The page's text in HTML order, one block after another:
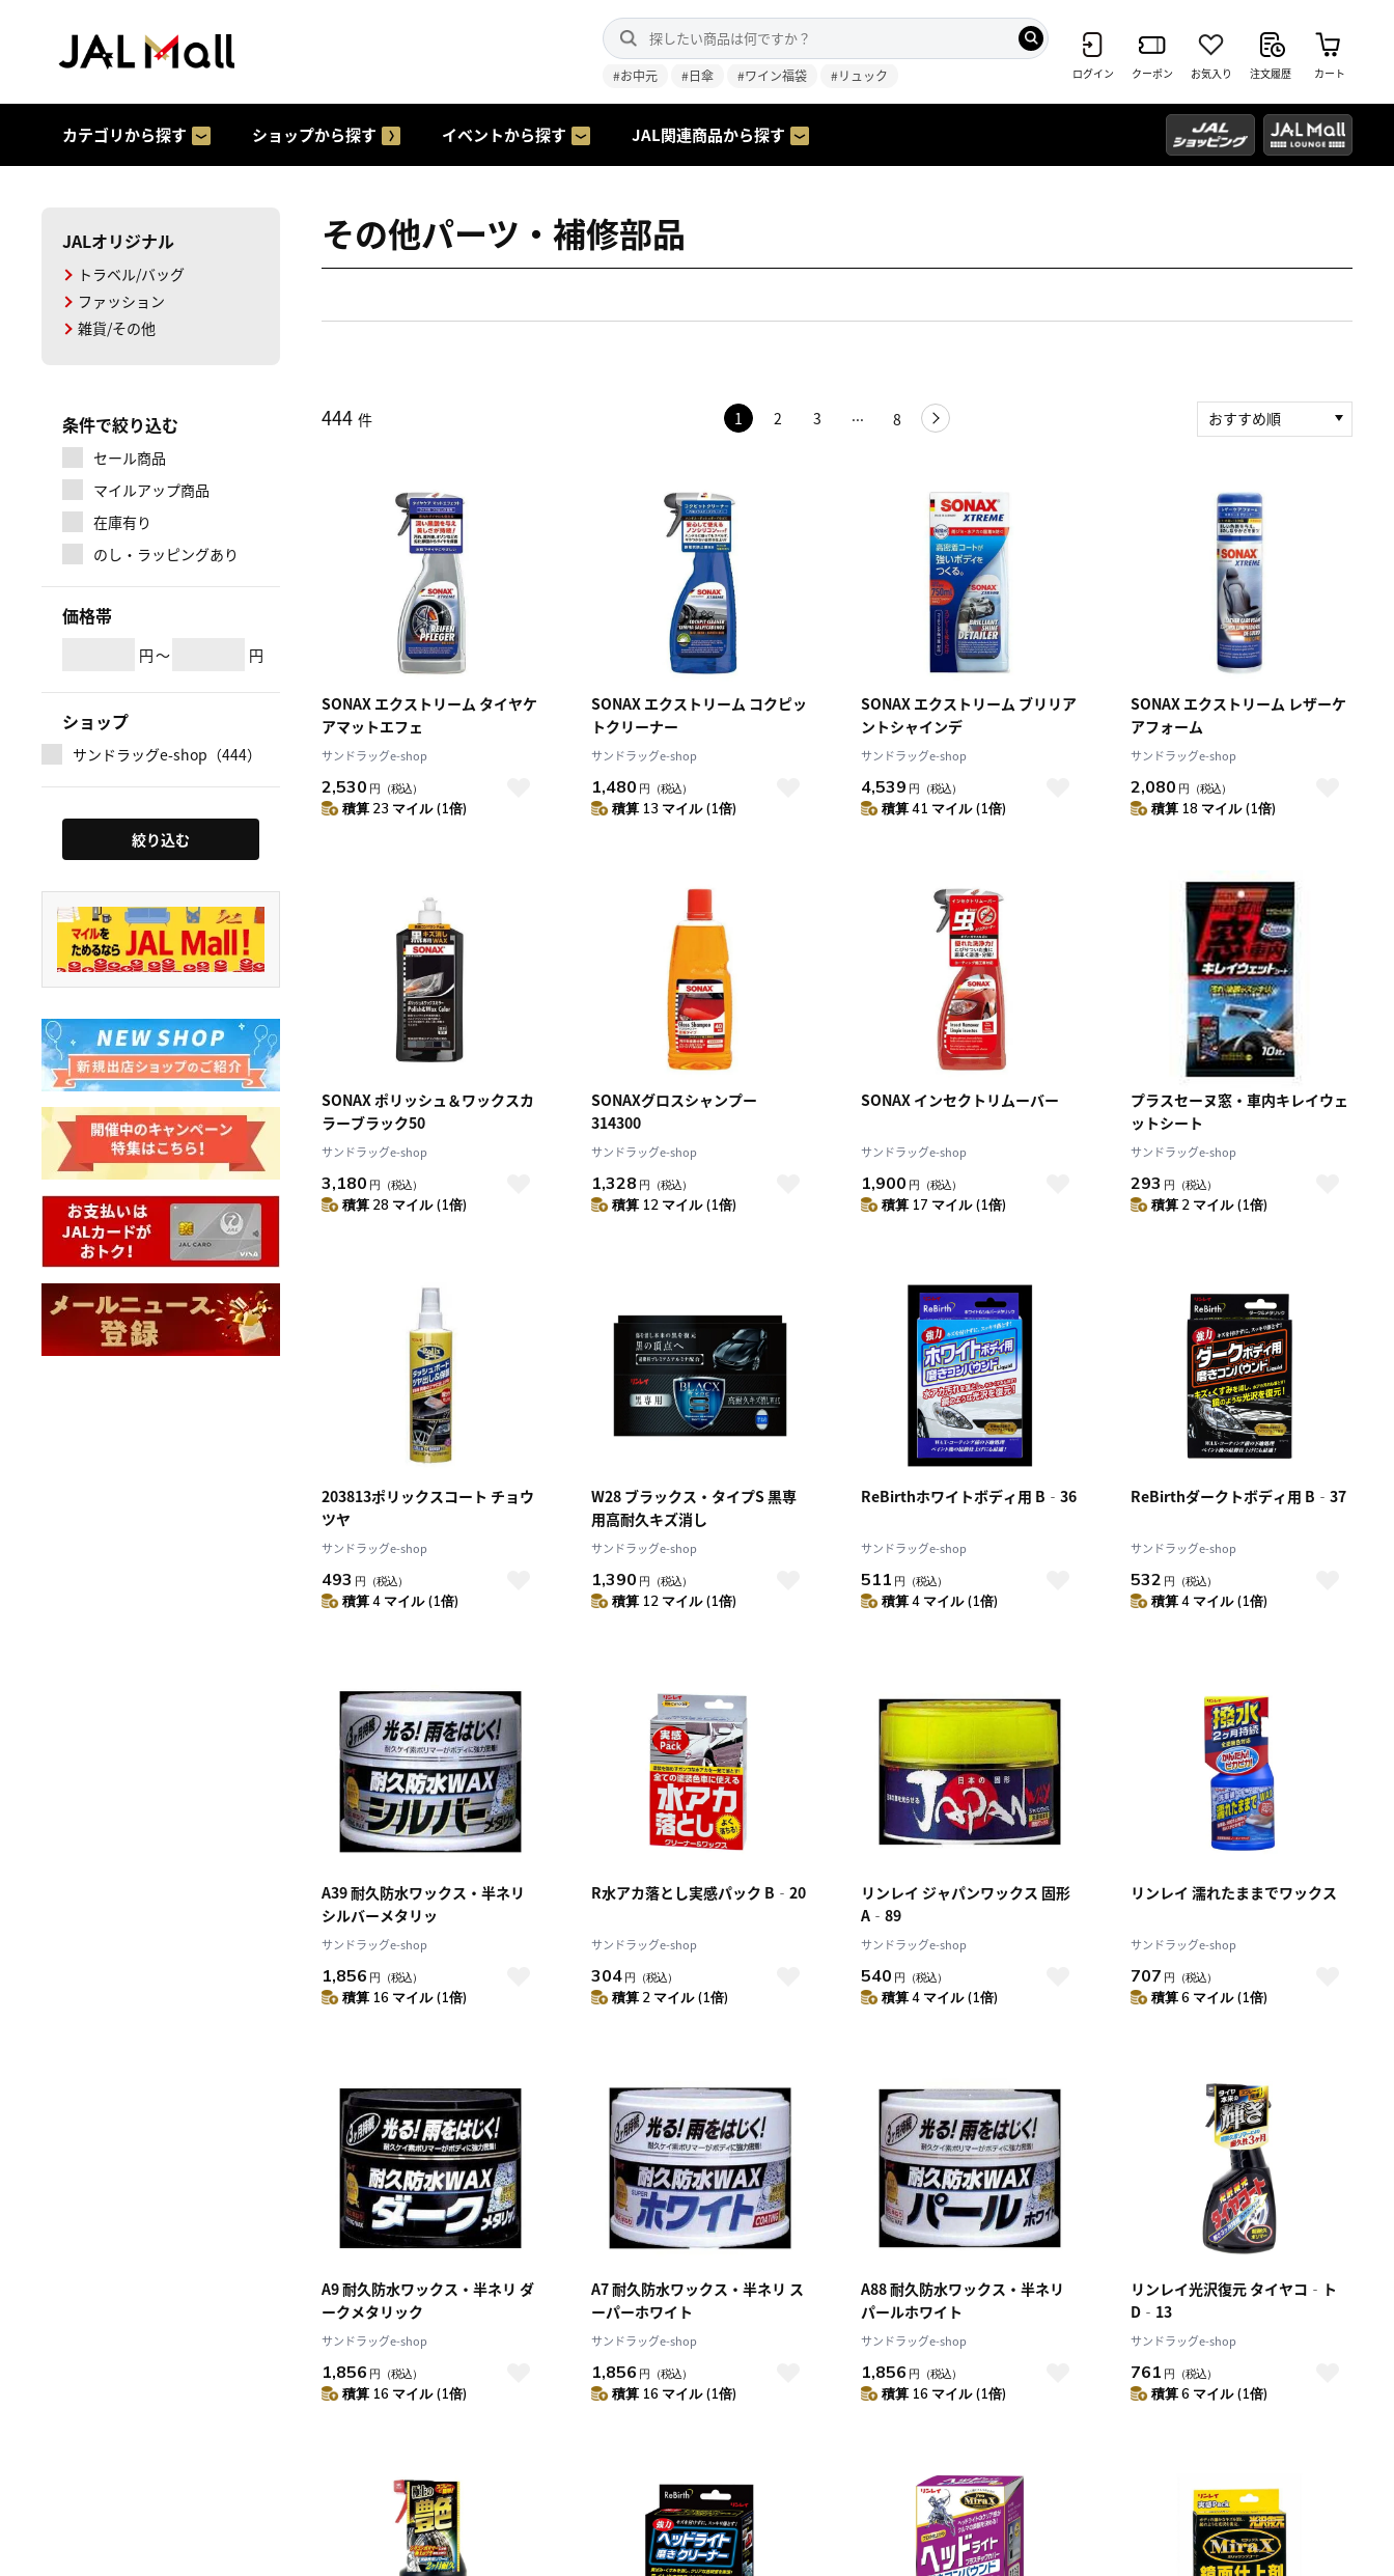
#お中元 #日傘 #ワイン福袋 #リュック ログイン クーポン お気入り 注文履歴 カート
カテゴリから探す ショップから探す イベントから探す JAL関連商品から探す
JALオリジナル
トラベル/バッグ
ファッション
雑貨/その他
マイルアップ商品
条件で絞り込む
セール商品
在庫有り
のし・ラッピングあり
価格帯
円～ 円
ショップ
サンドラッグe-shop（444）
絞り込む
その他パーツ・補修部品
444 件 1 2 3 8
おすすめ順
順）
人気順
レビュー件数（多い
順）
レビュー評価（高い
順）
価格（安い順）
価格（高い順）
SONAX エクストリーム タイヤケ
アマットエフェ
サンドラッグe-shop
2,530 円 （税込）
積算 23 マイル (1倍)
SONAX エクストリーム コクピッ
トクリーナー
サンドラッグe-shop
1,480 円 （税込）
積算 13 マイル (1倍)
SONAX エクストリーム ブリリア
ントシャインデ
サンドラッグe-shop
4,539 円 （税込）
積算 41 マイル (1倍)
SONAX エクストリーム レザーケ
アフォーム
サンドラッグe-shop
2,080 円 （税込）
積算 18 マイル (1倍)
SONAX ポリッシュ＆ワックスカ
ラーブラック50
サンドラッグe-shop
3,180 円 （税込）
積算 28 マイル (1倍)
SONAXグロスシャンプー
314300
サンドラッグe-shop
1,328 円 （税込）
積算 12 マイル (1倍)
SONAX インセクトリムーバー
サンドラッグe-shop
1,900 円 （税込）
積算 17 マイル (1倍)
プラスセーヌ窓・車内キレイウェ
ットシート
サンドラッグe-shop
293 円 （税込）
積算 2 マイル (1倍)
203813ポリックスコート チョウ
ツヤ
サンドラッグe-shop
493 円 （税込）
積算 4 マイル (1倍)
W28 ブラックス・タイプS 黒専
用高耐久キズ消し
サンドラッグe-shop
1,390 円 （税込）
積算 12 マイル (1倍)
ReBirthホワイトボディ用 B‐36
サンドラッグe-shop
511 円 （税込）
積算 4 マイル (1倍)
ReBirthダークトボディ用 B‐37
サンドラッグe-shop
532 円 （税込）
積算 4 マイル (1倍)
A39 耐久防水ワックス・半ネリ
シルバーメタリッ
サンドラッグe-shop
1,856 円 （税込）
積算 16 マイル (1倍)
R水アカ落とし実感パック B‐20
サンドラッグe-shop
304 円 （税込）
積算 2 マイル (1倍)
リンレイ ジャパンワックス 固形
A‐89
サンドラッグe-shop
540 円 （税込）
積算 4 マイル (1倍)
リンレイ 濡れたままでワックス
サンドラッグe-shop
707 円 （税込）
積算 6 マイル (1倍)
A9 耐久防水ワックス・半ネリ ダ
ークメタリック
サンドラッグe-shop
1,856 円 （税込）
積算 16 マイル (1倍)
A7 耐久防水ワックス・半ネリ ス
ーパーホワイト
サンドラッグe-shop
1,856 円 （税込）
積算 16 マイル (1倍)
A88 耐久防水ワックス・半ネリ
パールホワイト
サンドラッグe-shop
1,856 円 （税込）
積算 16 マイル (1倍)
リンレイ光沢復元 タイヤコ‐ト
D‐13
サンドラッグe-shop
761 円 （税込）
積算 6 マイル (1倍)